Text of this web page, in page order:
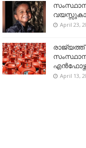
April 23,
രാജ്യത്ത്
April 13,